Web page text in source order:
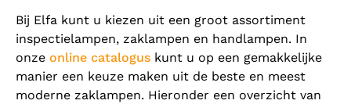
Bij Elfa kunt u kiezen uit een groot assortiment
inspectielampen, zaklampen en handlampen. In
onze online catalogus kunt u op een gemakkelijke
manier een keuze maken uit de beste en meest
moderne zaklampen. Hieronder een overzicht van